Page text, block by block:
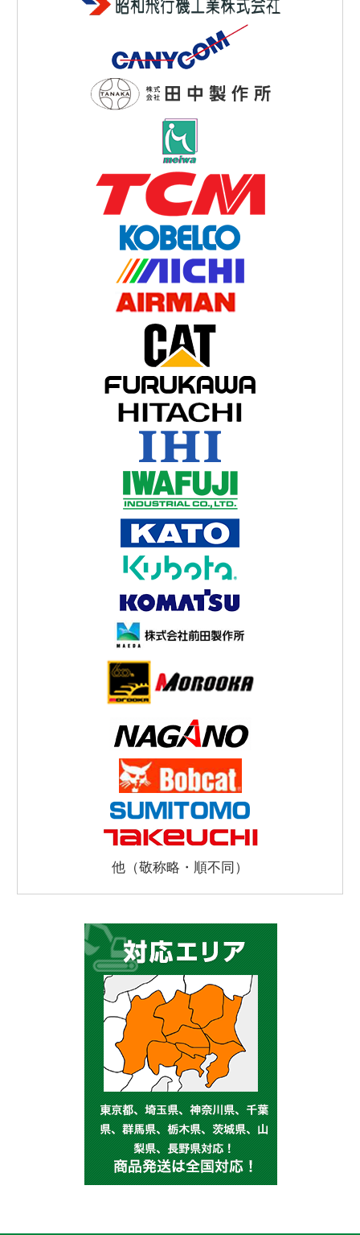
他（敬称略・順不同）